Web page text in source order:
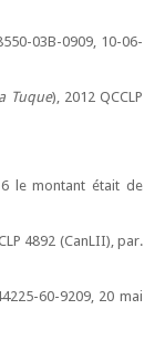
03B-0909, 10-06-
Tuque), 2012 QCCLP
le montant était de
4892 (CanLII), par.
60-9209, 20 mai